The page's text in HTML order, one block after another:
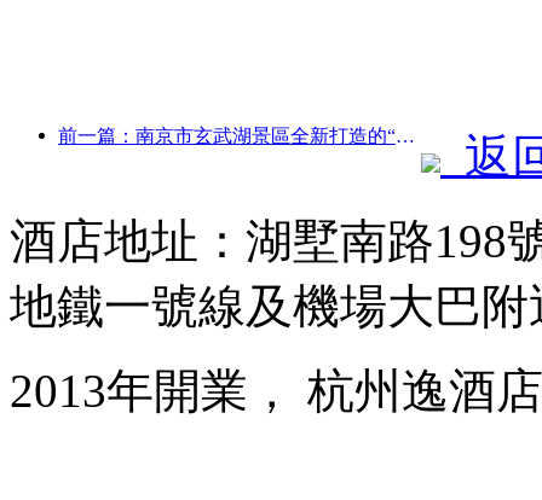
前一篇：南京市玄武湖景區全新打造的“金陵詩仙館”等4座文化場館正式開放
返
酒店地址：湖墅南路198
地鐵一號線及機場大巴附
2013年開業， 杭州逸